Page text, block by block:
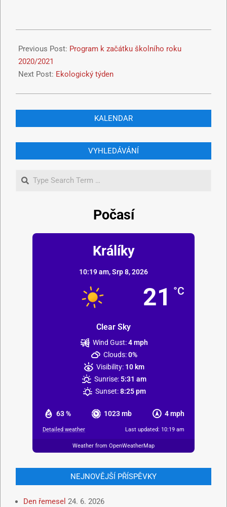
Previous Post: Program k začátku školního roku
2020/2021
Next Post: Ekologický týden
KALENDAR
VYHLEDÁVÁNÍ
Počasí
Králíky
10:19 am,Srp 8, 2026
21 °C
Clear Sky
63 % 1023 mb 4 mph
Wind Gust:4 mph
Clouds:0%
Visibility: 10 km
Sunrise: 5:31 am
Sunset: 8:25 pm
Detailed weather Last updated: 10:19 am
Weather from OpenWeatherMap
NEJNOVĚJŠÍ PŘÍSPĚVKY
Den řemesel 24. 6. 2026